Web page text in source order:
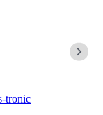
tronic